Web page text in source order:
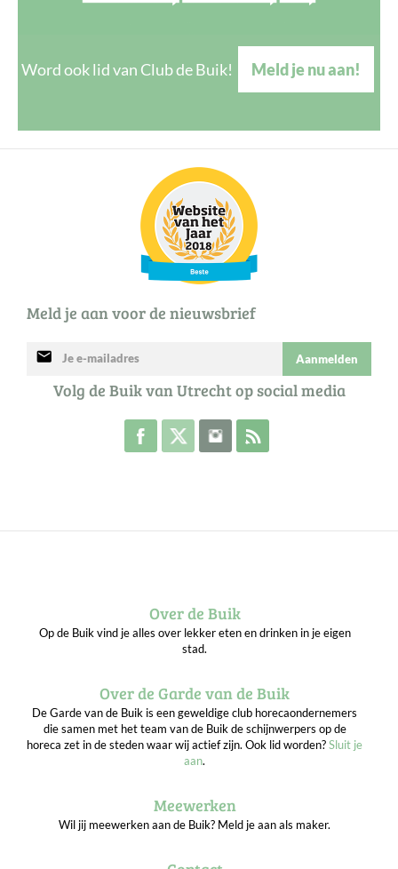
Word ook lid van Club de Buik! Meld je nu aan!
Meld je aan voor de nieuwsbrief
mail Aanmelden
Volg de Buik van Utrecht op social media
Volg de Buik op Facebook
Volg de Buik op Twitter
Volg de Buik op Instagram
Over de Buik
Op de Buik vind je alles over lekker eten en drinken in je eigen
stad.
Over de Garde van de Buik
De Garde van de Buik is een geweldige club horecaondernemers
die samen met het team van de Buik de schijnwerpers op de
horeca zet in de steden waar wij actief zijn. Ook lid worden?Sluit je
aan.
Meewerken
Wil jij meewerken aan de Buik? Meld je aan als maker.